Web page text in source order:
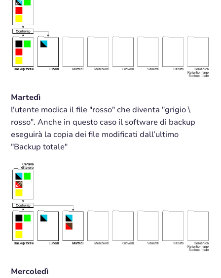
Martedì
l'utente modica il file "rosso" che diventa "grigio \
rosso". Anche in questo caso il software di backup
eseguirà la copia dei file modificati dall’ultimo
"Backup totale"
Mercoledì